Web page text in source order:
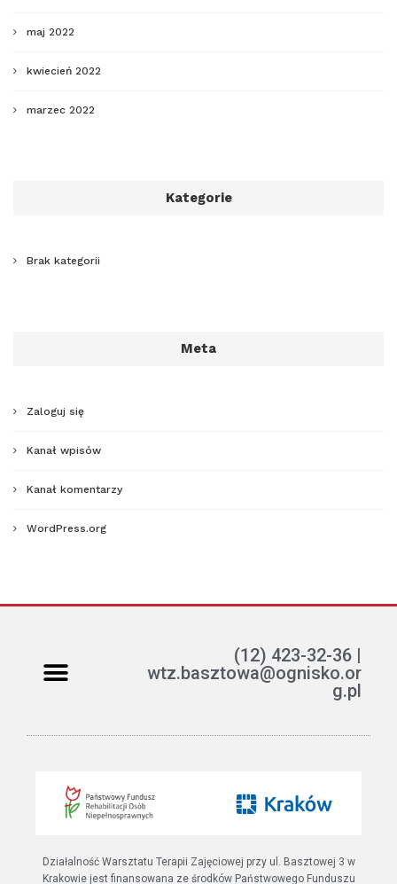
maj 2022
kwiecień 2022
marzec 2022
Kategorie
Brak kategorii
Meta
Zaloguj się
Kanał wpisów
Kanał komentarzy
WordPress.org
(12) 423-32-36 |
wtz.basztowa@ognisko.or
g.pl
Działalność Warsztatu Terapii Zajęciowej przy ul. Basztowej 3 w
Krakowie jest finansowana ze środków Państwowego Funduszu